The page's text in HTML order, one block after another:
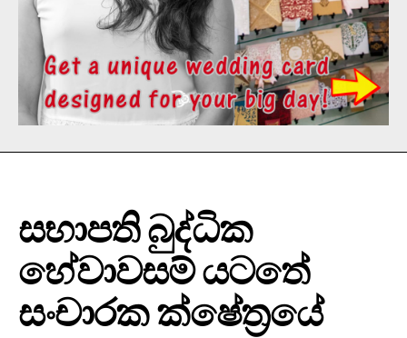
සභාපති බුද්ධික
හේවාවසම් යටතේ
සංචාරක ක්ෂේත්‍රයේ